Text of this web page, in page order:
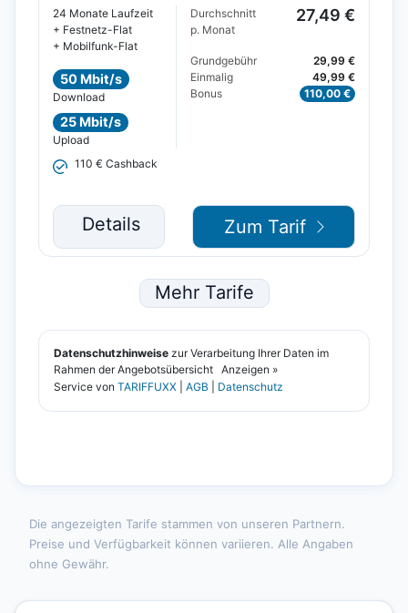
Die angezeigten Tarife stammen von unseren Partnern.
Preise und Verfügbarkeit können variieren. Alle Angaben
ohne Gewähr.